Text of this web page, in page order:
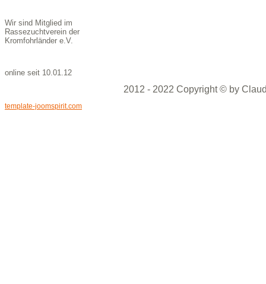
Wir sind Mitglied im
Rassezuchtverein der
Kromfohrländer e.V.
online seit 10.01.12
2012 - 2022 Copyright © by
template-joomspirit.com